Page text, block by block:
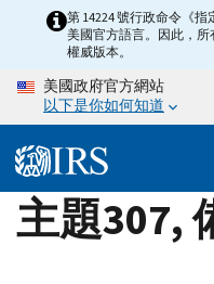
content
第 14224 號行政命令《
美國官方語言。因此，
權威版本。
美國政府官方網站
以下是你如何知道
主題307,